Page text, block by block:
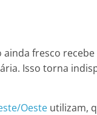
fresco
Isso torna
Oeste utilizam,